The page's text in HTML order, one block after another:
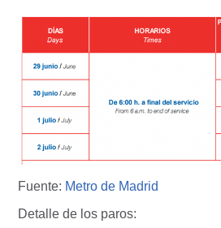
Fuente: Metro de Madrid
Detalle de los paros: